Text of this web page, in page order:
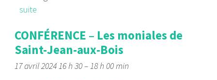
suite
CONFÉRENCE – Les moniales de
Saint-Jean-aux-Bois
17 avril 2024 16 h 30–18 h 00 min